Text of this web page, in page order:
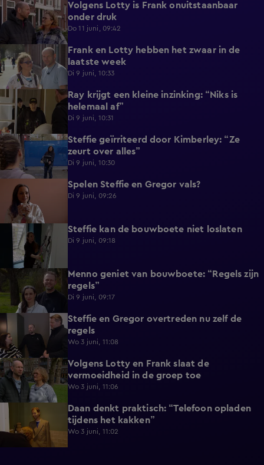
0:57
Volgens Lotty is Frank onuitstaanbaar
onder druk
Do 11 juni, 09:42
1:04
Frank en Lotty hebben het zwaar in de
laatste week
Di 9 juni, 10:33
0:46
Ray krijgt een kleine inzinking: “Niks is
helemaal af”
Di 9 juni, 10:31
1:09
Steffie geïrriteerd door Kimberley: “Ze
zeurt over alles”
Di 9 juni, 10:30
0:48 Spelen Steffie en Gregor vals?
Di 9 juni, 09:26
0:55 Steffie kan de bouwboete niet loslaten
Di 9 juni, 09:18
Menno geniet van bouwboete: “Regels zijn
regels”
Di 9 juni, 09:17
1:13
Steffie en Gregor overtreden nu zelf de
regels
Wo 3 juni, 11:08
0:40
Volgens Lotty en Frank slaat de
vermoeidheid in de groep toe
Wo 3 juni, 11:06
0:49
Daan denkt praktisch: “Telefoon opladen
tijdens het kakken”
Wo 3 juni, 11:02